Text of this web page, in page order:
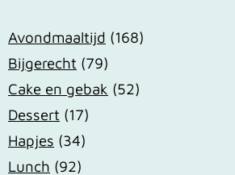
Avondmaaltijd (168)
Bijgerecht (79)
Cake en gebak (52)
Dessert (17)
Hapjes (34)
Lunch (92)